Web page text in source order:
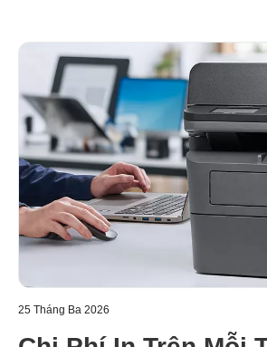
hỗ trợ in ấn bền vững với hệ thống
25 Tháng Ba 2026